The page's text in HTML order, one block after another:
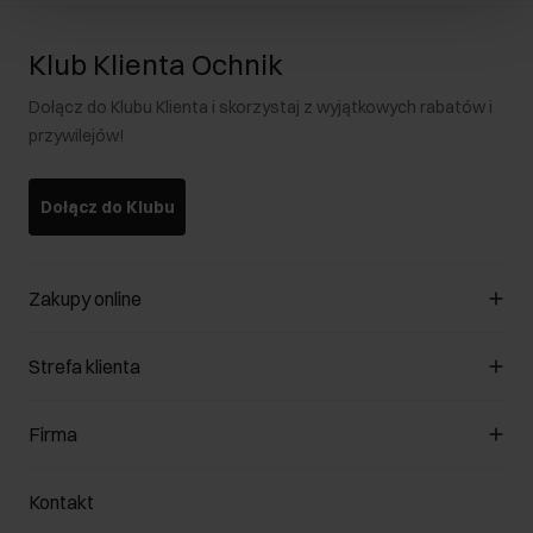
Klub Klienta Ochnik
Dołącz do Klubu Klienta i skorzystaj z wyjątkowych rabatów i
przywilejów!
Dołącz do Klubu
Zakupy online
Zarządzaj cookies
Formy płatności
Jak dokonać zwrotu?
Strefa klienta
Klub Klienta
Zwróć produkty
Firma
O nas
Kontakt